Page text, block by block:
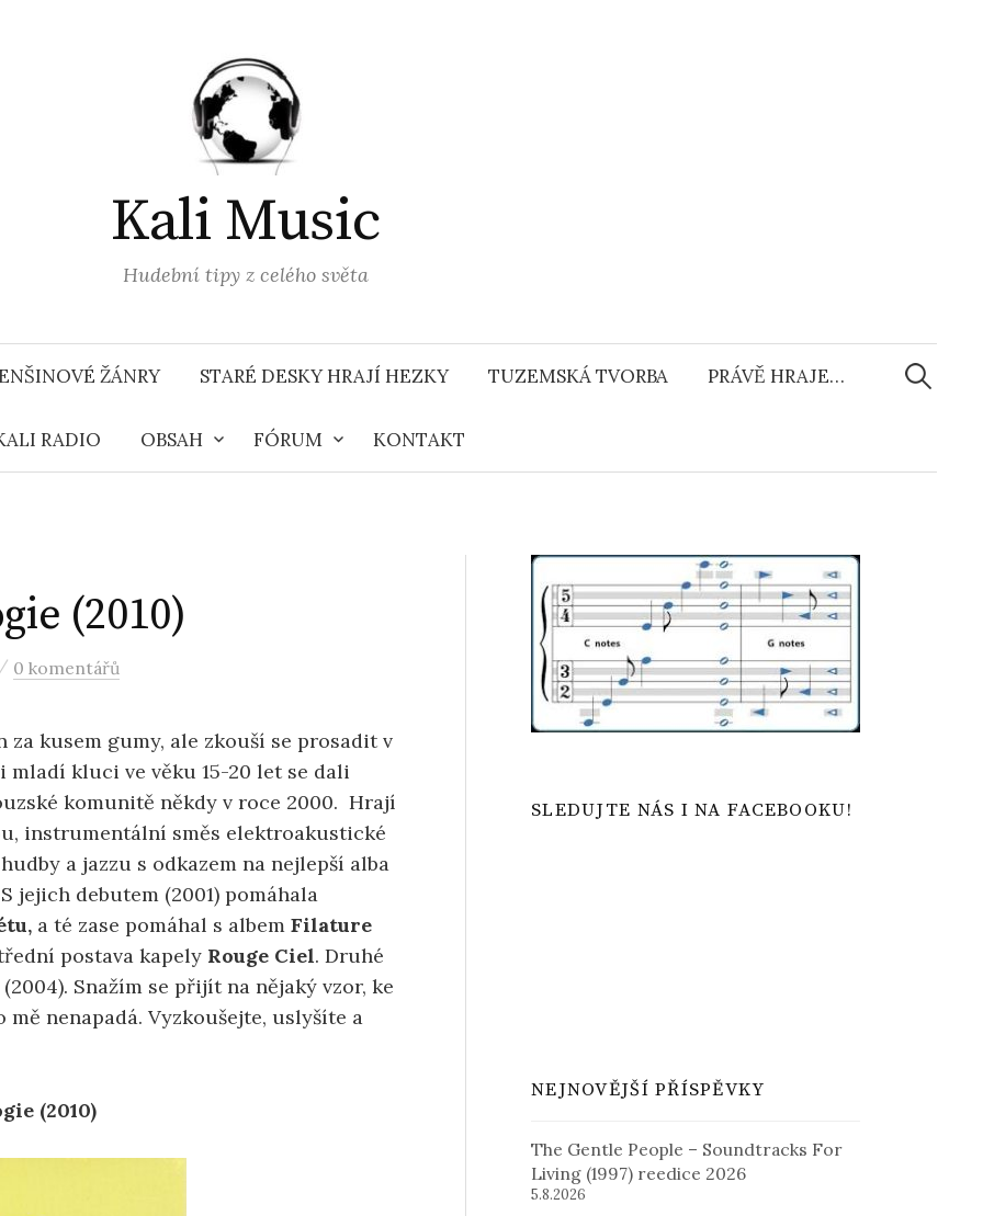
Kali Music
Hudební tipy z celého světa
ŽÁNRY STARÉ DESKY HRAJÍ HEZKY TUZEMSKÁ TVORBA PRÁVĚ HRAJE…
RADIO OBSAH FÓRUM KONTAKT
(2010)
/ 0 komentářů
kusem gumy, ale zkouší se prosadit v
mladí kluci ve věku 15-20 let se dali
komunitě někdy v roce 2000. Hrají
instrumentální směs elektroakustické
a jazzu s odkazem na nejlepší alba
jejich debutem (2001) pomáhala
a té zase pomáhal s albem Filature
postava kapely Rouge Ciel. Druhé
(2004). Snažím se přijít na nějaký vzor, ke
nenapadá. Vyzkoušejte, uslyšíte a
(2010)
SLEDUJTE NÁS I NA FACEBOOKU!
NEJNOVĚJŠÍ PŘÍSPĚVKY
The Gentle People – Soundtracks For
Living (1997) reedice 2026
5.8.2026